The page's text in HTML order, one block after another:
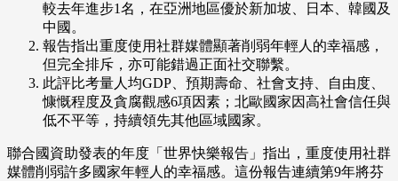
較去年進步1名，在亞洲地區優於新加坡、日本、韓國及
中國。
報告指出重度使用社群媒體顯著削弱年輕人的幸福感，
但完全排斥，亦可能錯過正面社交聯繫。
此評比考量人均GDP、預期壽命、社會支持、自由度、
慷慨程度及貪腐觀感6項因素；北歐國家因高社會信任與
低不平等，持續領先其他區域國家。
聯合國資助發表的年度「世界快樂報告」指出，重度使用社群
媒體削弱許多國家年輕人的幸福感。這份報告連續第9年將芬